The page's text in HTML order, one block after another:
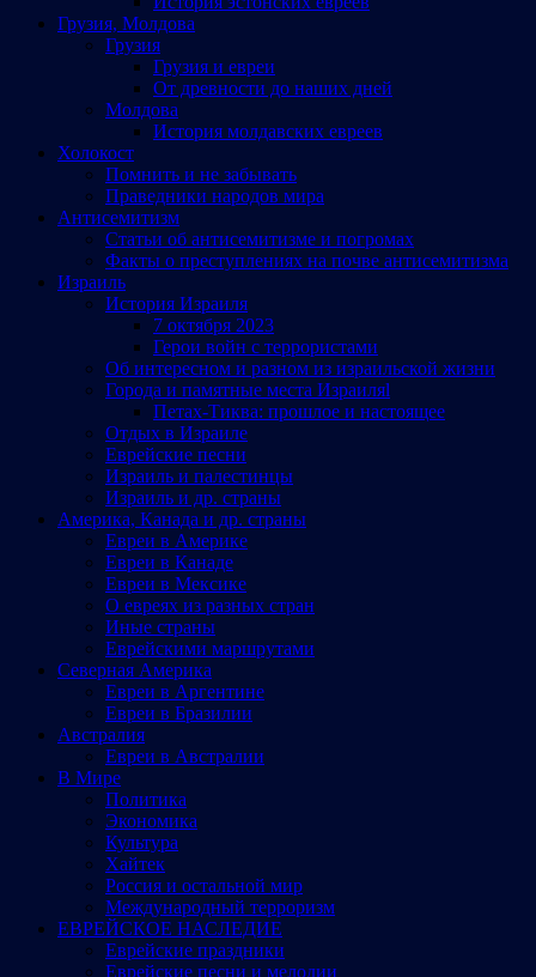
Грузия, Молдова
Грузия
Грузия и евреи
От древности до наших дней
Молдова
История молдавских евреев
Холокост
Помнить и не забывать
Праведники народов мира
Антисемитизм
Статьи об антисемитизме и погромах
Факты о преступлениях на почве антисемитизма
Израиль
История Израиля
7 октября 2023
Герои войн с террористами
Об интересном и разном из израильской жизни
Города и памятные места Израиляl
Петах-Тиква: прошлое и настоящее
Отдых в Израиле
Еврейские песни
Израиль и палестинцы
Израиль и др. страны
Америка, Канада и др. страны
Евреи в Америке
Евреи в Канаде
Евреи в Мексике
О евреях из разных стран
Иные страны
Еврейскими маршрутами
Северная Америка
Евреи в Аргентине
Евреи в Бразилии
Австралия
Евреи в Австралии
В Мире
Политика
Экономика
Культура
Хайтек
Россия и остальной мир
Международный терроризм
ЕВРЕЙСКОЕ НАСЛЕДИЕ
Еврейские праздники
Еврейские песни и мелодии